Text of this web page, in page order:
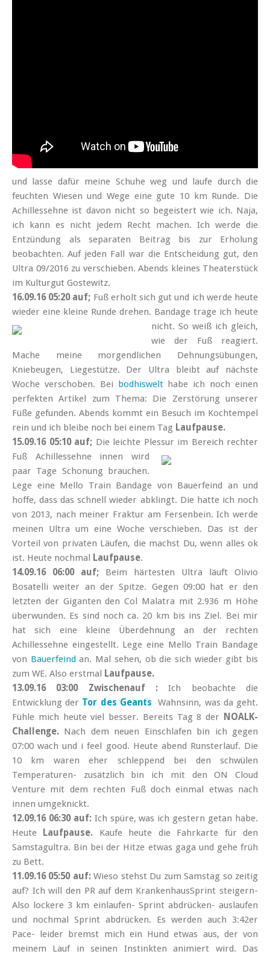
und lasse dafür meine Schuhe weg und laufe durch die
feuchten Wiesen und Wege eine gute 10 km Runde. Die
Achillessehne ist davon nicht so begeistert wie ich. Naja,
ich kann es nicht jedem Recht machen. Ich werde die
Entzündung als separaten Beitrag bis zur Erholung
beobachten. Auf jeden Fall war die Entscheidung gut, den
Ultra 09/2016 zu verschieben. Abends kleines Theaterstück
im Kulturgut Gostewitz.
16.09.16 05:20 auf; Fuß erholt sich gut und ich werde heute
wieder eine kleine Runde drehen. Bandage trage ich heute
nicht. So weiß ich gleich,
wie der Fuß reagiert.
Mache meine morgendlichen Dehnungsübungen,
Kniebeugen, Liegestütze. Der Ultra bleibt auf nächste
Woche verschoben. Bei
bodhiswelthabe ich noch einen
perfekten Artikel zum Thema: Die Zerstörung unserer
Füße gefunden. Abends kommt ein Besuch im Kochtempel
rein und ich bleibe noch bei einem Tag Laufpause.
15.09.16 05:10 auf; Die leichte Plessur im Bereich rechter
Fuß Achillessehne innen wird
paar Tage Schonung brauchen.
Lege eine Mello Train Bandage von Bauerfeind an und
hoffe, dass das schnell wieder abklingt. Die hatte ich noch
von 2013, nach meiner Fraktur am Fersenbein. Ich werde
meinen Ultra um eine Woche verschieben. Das ist der
Vorteil von privaten Läufen, die machst Du, wenn alles ok
ist. Heute nochmal
Laufpause.
14.09.16 06:00 auf; Beim härtesten Ultra läuft Olivio
Bosatelli weiter an der Spitze. Gegen 09:00 hat er den
letzten der Giganten den Col Malatra mit 2.936 m Höhe
überwunden. Es sind noch ca. 20 km bis ins Ziel. Bei mir
hat sich eine kleine Überdehnung an der rechten
Achillessehne eingestellt. Lege eine Mello Train Bandage
von Bauerfeind an. Mal sehen, ob die sich wieder gibt bis
zum WE. Also erstmal
Laufpause.
13.09.16 03:00 Zwischenauf :Ich beobachte die
Entwicklung der Tor des Geants
Wahnsinn, was da geht.
Fühle mich heute viel besser. Bereits Tag 8 der
NOALK-
Challenge. Nach dem neuen Einschlafen bin ich gegen
07:00 wach und i feel good. Heute abend Runsterlauf. Die
10 km waren eher schleppend bei den schwülen
Temperaturen- zusätzlich bin ich mit den ON Cloud
Venture mit dem rechten Fuß doch einmal etwas nach
innen umgeknickt.
12.09.16 06:30 auf: Ich spüre, was ich gestern getan habe.
Heute
Laufpause. Kaufe heute die Fahrkarte für den
Samstagultra. Bin bei der Hitze etwas gaga und gehe früh
zu Bett.
11.09.16 05:50 auf:Wieso stehst Du zum Samstag so zeitig
auf? Ich will den PR auf dem KrankenhausSprint steigern-
Also lockere 3 km einlaufen- Sprint abdrücken- auslaufen
und nochmal Sprint abdrücken. Es werden auch 3:42er
Pace- leider bremst mich ein Hund etwas aus, der von
meinem Lauf in seinen Instinkten animiert wird. Das